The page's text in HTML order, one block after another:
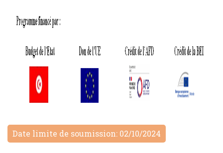
Date limite de soumission: 02/10/2024